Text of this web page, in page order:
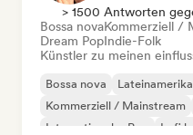
> 1500 Antworten
Bossa novaKommerziell /
Dream PopIndie-Folk
Künstler zu meinen
Bossa nova
Kommerziell / Mainstream
Internationaler Pop
Lofi